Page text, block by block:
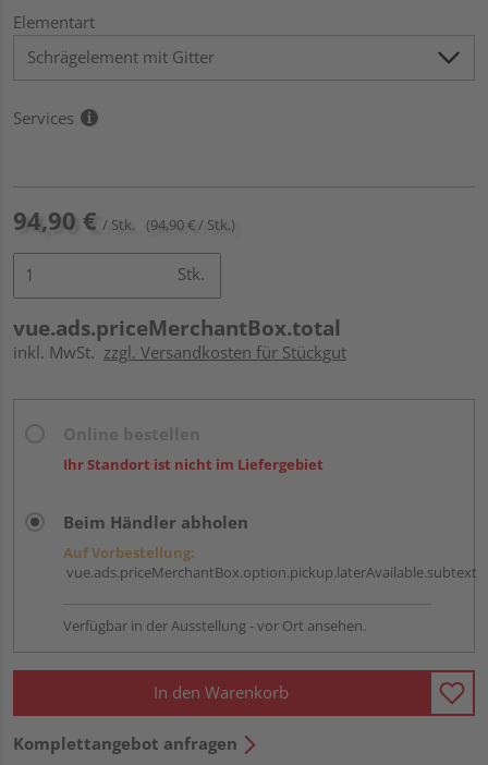
Elementart
Services
94,90 € / Stk. (94,90 € / Stk.)
Stk.
vue.ads.priceMerchantBox.total
inkl. MwSt. zzgl. Versandkosten für Stückgut
Ihr Standort ist nicht im Liefergebiet
Beim Händler abholen
Auf Vorbestellung:
vue.ads.priceMerchantBox.option.pickup.laterAvailable.subtext
Verfügbar in der Ausstellung - vor Ort ansehen.
In den Warenkorb
Komplettangebot anfragen